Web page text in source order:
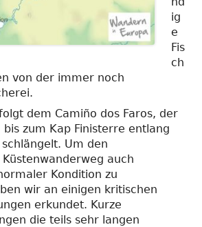
ig
e
Fis
ch
von der immer noch
dem Camiño dos Faros, der
zum Kap Finisterre entlang
Um den
auch
Kondition zu
wir an einigen kritischen
erkundet. Kurze
die teils sehr langen